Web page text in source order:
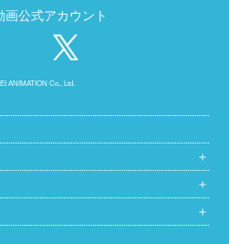
画公式アカウント
ANIMATION Co., Ltd.
＋
＋
＋